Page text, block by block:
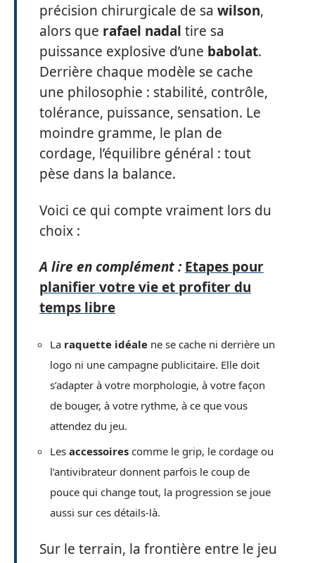
précision chirurgicale de sa wilson,
alors que rafael nadal tire sa
puissance explosive d’une babolat.
Derrière chaque modèle se cache
une philosophie : stabilité, contrôle,
tolérance, puissance, sensation. Le
moindre gramme, le plan de
cordage, l’équilibre général : tout
pèse dans la balance.
Voici ce qui compte vraiment lors du
choix :
A lire en complément : Etapes pour
planifier votre vie et profiter du
temps libre
La raquette idéale ne se cache ni derrière un
logo ni une campagne publicitaire. Elle doit
s’adapter à votre morphologie, à votre façon
de bouger, à votre rythme, à ce que vous
attendez du jeu.
Les accessoires comme le grip, le cordage ou
l’antivibrateur donnent parfois le coup de
pouce qui change tout, la progression se joue
aussi sur ces détails-là.
Sur le terrain, la frontière entre le jeu